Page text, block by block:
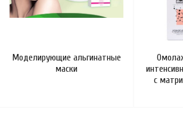
Моделирующие альгинатные
маски
с